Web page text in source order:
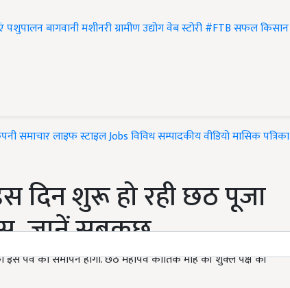
पशुपालनबागवानीमशीनरीग्रामीण उद्योगवेब स्टोरी#FTBसफल किसान
समाचारलाइफ स्टाइलJobsविविधसम्पादकीयवीडियोमासिक पत्रिका
दिन शुरू हो रही छठ पूजा
जानें सबकुछ
पर्व का समापन होगा. छठ महापर्व कार्तिक माह की शुक्ल पक्ष की